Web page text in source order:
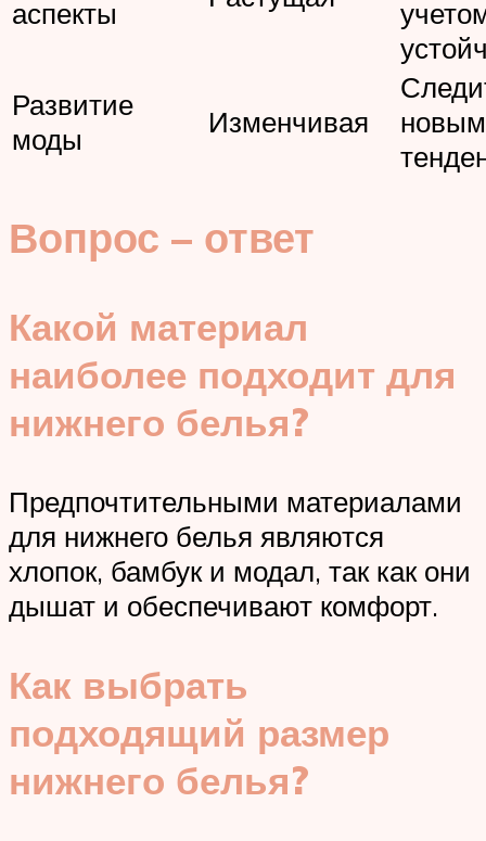
аспекты
Развитие
моды
Изменчивая
Вопрос – ответ
Какой материал
наиболее подходит для
нижнего белья?
Предпочтительными материалами
для нижнего белья являются
хлопок, бамбук и модал, так как они
дышат и обеспечивают комфорт.
Как выбрать
подходящий размер
нижнего белья?